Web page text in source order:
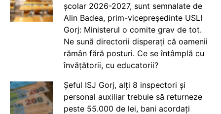
școlar 2026-2027, sunt semnalate de
Alin Badea, prim-vicepreședinte USLI
Gorj: Ministerul o comite grav de tot.
Ne sună directorii disperați că oamenii
rămân fără posturi. Ce se întâmplă cu
învățătorii, cu educatorii?
Șeful ISJ Gorj, alți 8 inspectori și
personal auxiliar trebuie să returneze
peste 55.000 de lei, bani acordați